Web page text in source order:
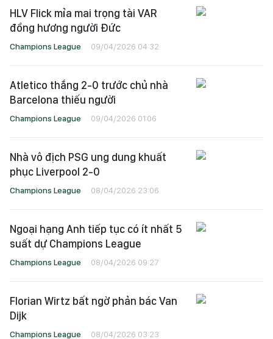
HLV Flick mỉa mai trọng tài VAR
đồng hương người Đức
Champions League 09/04/2026 04:32
Atletico thắng 2-0 trước chủ nhà
Barcelona thiếu người
Champions League 09/04/2026 01:06
Nhà vô địch PSG ung dung khuất
phục Liverpool 2-0
Champions League 08/04/2026 23:06
Ngoại hạng Anh tiếp tục có ít nhất 5
suất dự Champions League
Champions League 08/04/2026 09:27
Florian Wirtz bất ngờ phản bác Van
Dijk
Champions League 08/04/2026 03:23